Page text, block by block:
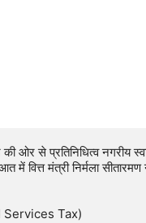
ओर से प्रतिनिधित्व नगरीय
में वित्त मंत्री निर्मला सीतारमण
Services Tax)